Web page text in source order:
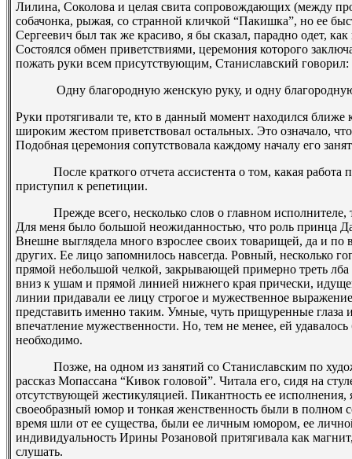
Лилина, Соколова и целая свита сопровождающих (между
собачонка, рыжая, со странной кличкой “Пакишка”, но ее
Сергеевич был так же красиво, я бы сказал, парадно одет,
Состоялся обмен приветствиями, церемония которого
пожать руки всем присутствующим, Станиславский говорил:
Одну благородную женскую руку, и одну
Руки протягивали те, кто в данный момент находился ближе
широким жестом приветствовал остальных. Это означало,
Подобная церемония сопутствовала каждому началу его
После краткого отчета ассистента о том, какая работа
приступил к репетиции.
Прежде всего, несколько слов о главном исполнителе,
Для меня было большой неожиданностью, что роль принца
Внешне выглядела много взрослее своих товарищей, да и по
других. Ее лицо запомнилось навсегда. Ровный, несколько
прямой небольшой челкой, закрывающей примерно треть
вниз к ушам и прямой линией нижнего края прически,
линии придавали ее лицу строгое и мужественное
представить именно таким. Умные, чуть прищуренные глаза
впечатление мужественности. Но, тем не менее, ей
необходимо.
Позже, на одном из занятий со Станиславским по
рассказ Мопассана “Кивок головой”. Читала его, сидя на
отсутствующей жестикуляцией. Пикантность ее исполнения,
своеобразный юмор и тонкая женственность были в полном
время шли от ее существа, были ее личным юмором, ее
индивидуальность Ирины Розановой притягивала как
слушать.